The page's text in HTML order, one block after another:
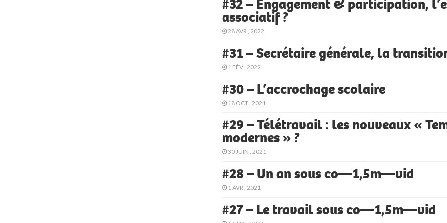
#32 – Engagement & participation,
associatif ?
28 AVR , 2022
#31 – Secrétaire générale, la
1 FÉV , 2022
#30 – L’accrochage scolaire
18 OCT , 2021
#29 – Télétravail : les nouveaux «
modernes » ?
30 JUIN , 2021
#28 – Un an sous co—1,5m—vid
1 AVR , 2021
#27 – Le travail sous co—1,5m—vid